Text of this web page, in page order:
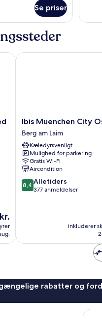
Se priser
Ibis
Muenchen
City
Ost
Berg
am
Laim
Ibis Muenchen City
Berg am Laim
Kæledyrsvenligt
Mulighed for parkering
Gratis Wi-Fi
Aircondition
8.4
ud
8,4 Alletiders
377 anmeldelser
inkluderer
Ibis Muenchen City Ost
rabatter og